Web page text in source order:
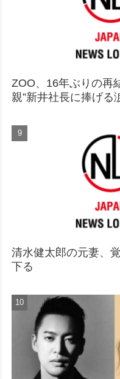
ZOO、16年ぶりの再
親”新井社長に捧げる
清水健太郎の元妻、
下る